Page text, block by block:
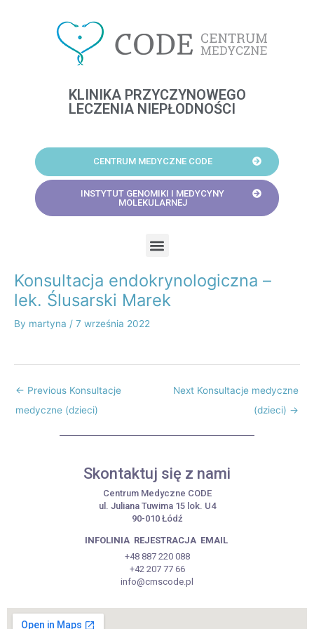
KLINIKA PRZYCZYNOWEGO
LECZENIA NIEPŁODNOŚCI
CENTRUM MEDYCZNE CODE
INSTYTUT GENOMIKI I MEDYCYNY
MOLEKULARNEJ
Konsultacja endokrynologiczna –
lek. Ślusarski Marek
By martyna / 7 września 2022
Post
navigation
← Previous Konsultacje
medyczne (dzieci)
Next Konsultacje medyczne
(dzieci) →
Skontaktuj się z nami
Centrum Medyczne CODE
ul. Juliana Tuwima 15 lok. U4
90-010 Łódź
INFOLINIA REJESTRACJA EMAIL
+48 887 220 088
+42 207 77 66
info@cmscode.pl